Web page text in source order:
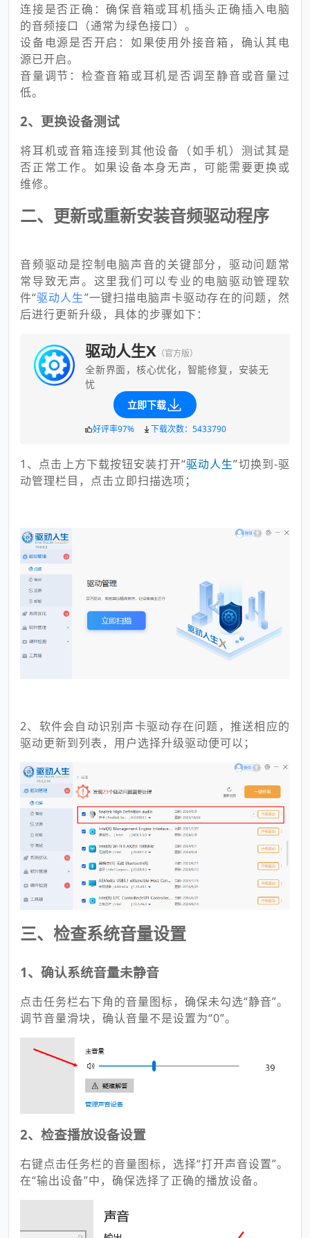
连接是否正确：确保音箱或耳机插头正确插入电脑
的音频接口（通常为绿色接口）。
设备电源是否开启：如果使用外接音箱，确认其电
源已开启。
音量调节：检查音箱或耳机是否调至静音或音量过
低。
2、更换设备测试
将耳机或音箱连接到其他设备（如手机）测试其是
否正常工作。如果设备本身无声，可能需要更换或
维修。
二、更新或重新安装音频驱动程序
音频驱动是控制电脑声音的关键部分，驱动问题常
常导致无声。这里我们可以专业的电脑驱动管理软
件“驱动人生”一键扫描电脑声卡驱动存在的问题，然
后进行更新升级，具体的步骤如下：
驱动人生X （官方版）
全新界面，核心优化，智能修复，安装无
忧
立即下载
好评率97% 下载次数：5433790
1、点击上方下载按钮安装打开“驱动人生”切换到-驱
动管理栏目，点击立即扫描选项；
2、软件会自动识别声卡驱动存在问题，推送相应的
驱动更新到列表，用户选择升级驱动便可以；
三、检查系统音量设置
1、确认系统音量未静音
点击任务栏右下角的音量图标，确保未勾选“静音”。
调节音量滑块，确认音量不是设置为“0”。
2、检查播放设备设置
右键点击任务栏的音量图标，选择“打开声音设置”。
在“输出设备”中，确保选择了正确的播放设备。